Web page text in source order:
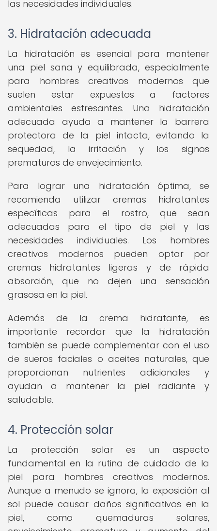
las necesidades individuales.
3. Hidratación adecuada
La hidratación es esencial para mantener
una piel sana y equilibrada, especialmente
para hombres creativos modernos que
suelen estar expuestos a factores
ambientales estresantes. Una hidratación
adecuada ayuda a mantener la barrera
protectora de la piel intacta, evitando la
sequedad, la irritación y los signos
prematuros de envejecimiento.
Para lograr una hidratación óptima, se
recomienda utilizar cremas hidratantes
específicas para el rostro, que sean
adecuadas para el tipo de piel y las
necesidades individuales. Los hombres
creativos modernos pueden optar por
cremas hidratantes ligeras y de rápida
absorción, que no dejen una sensación
grasosa en la piel.
Además de la crema hidratante, es
importante recordar que la hidratación
también se puede complementar con el uso
de sueros faciales o aceites naturales, que
proporcionan nutrientes adicionales y
ayudan a mantener la piel radiante y
saludable.
4. Protección solar
La protección solar es un aspecto
fundamental en la rutina de cuidado de la
piel para hombres creativos modernos.
Aunque a menudo se ignora, la exposición al
sol puede causar daños significativos en la
piel, como quemaduras solares,